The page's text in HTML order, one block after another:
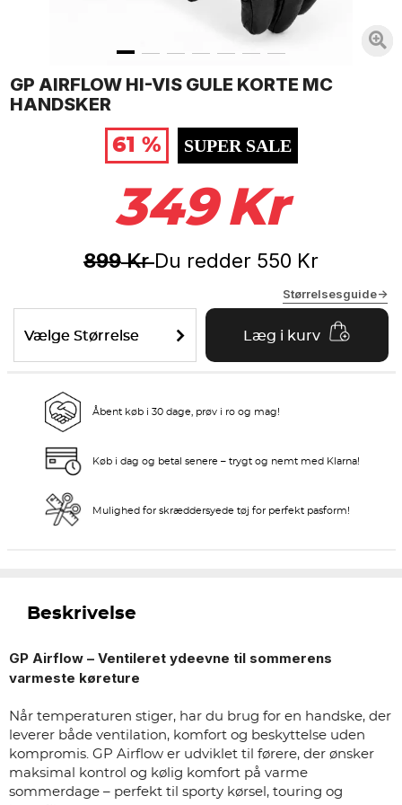
GP AIRFLOW HI-VIS GULE KORTE MC
HANDSKER
61 %
SUPER SALE
349 Kr
899KrDu redder 550 Kr
Størrelsesguide->
Vælge Størrelse Læg i kurv
Åbent køb i 30 dage, prøv i ro og mag!
Køb i dag og betal senere – trygt og nemt med Klarna!
Mulighed for skræddersyede tøj for perfekt pasform!
Beskrivelse
GP Airflow – Ventileret ydeevne til sommerens
varmeste køreture
Når temperaturen stiger, har du brug for en handske, der
leverer både ventilation, komfort og beskyttelse uden
kompromis. GP Airflow er udviklet til førere, der ønsker
maksimal kontrol og kølig komfort på varme
sommerdage – perfekt til sporty kørsel, touring og